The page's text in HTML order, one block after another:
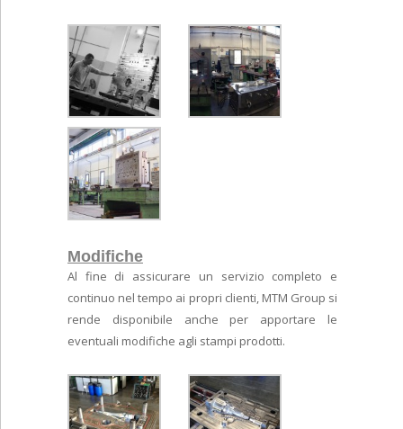
Modifiche
Al fine di assicurare un servizio completo e
continuo nel tempo ai propri clienti, MTM Group si
rende disponibile anche per apportare le
eventuali modifiche agli stampi prodotti.